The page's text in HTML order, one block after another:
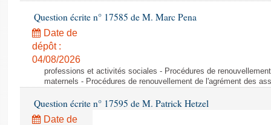
Question écrite n° 17585 de M. Marc Pena
Date de
dépôt :
04/08/2026
professions et activités sociales - Procédures de
maternels - Procédures de renouvellement de l'agrément des
Question écrite n° 17595 de M. Patrick Hetzel
Date de